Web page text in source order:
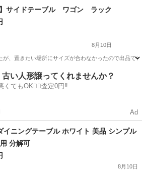
カーペット/マット/ラグ
】サイドテーブル ワゴン ラック
8月10日
が、置きたい場所にサイズが合わなかったので出品で
収納家具
古い人形譲ってくれませんか？
くてもOK🙆‍♀️査定0円‼️
Ad
イニングテーブル ホワイト 美品 シンプル
分解可
8月10日